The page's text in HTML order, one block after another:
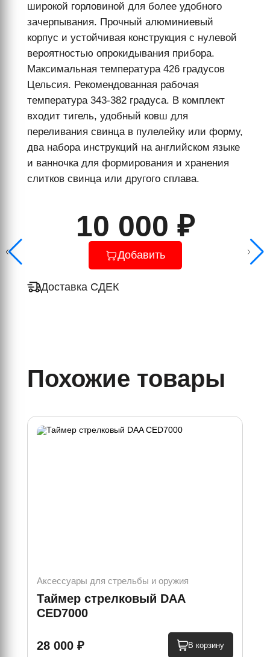
широкой горловиной для более удобного
зачерпывания. Прочный алюминиевый
корпус и устойчивая конструкция с нулевой
вероятностью опрокидывания прибора.
Максимальная температура 426 градусов
Цельсия. Рекомендованная рабочая
температура 343-382 градуса. В комплект
входит тигель, удобный ковш для
переливания свинца в пулелейку или форму,
два набора инструкций на английском языке
и ванночка для формирования и хранения
слитков свинца или другого сплава.
10 000 ₽
Добавить
Доставка СДЕК
Похожие товары
Аксессуары для стрельбы и оружия
Таймер стрелковый DAA
CED7000
28 000 ₽ В корзину